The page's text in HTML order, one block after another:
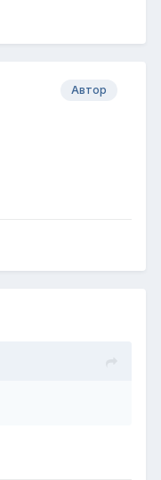
Автор